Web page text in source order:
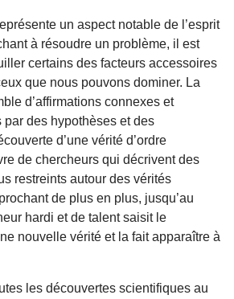
un aspect notable de l’esprit
à résoudre un problème, il est
certains des facteurs accessoires
que nous pouvons dominer. La
d’affirmations connexes et
des hypothèses et des
d’une vérité d’ordre
de chercheurs qui décrivent des
restreints autour des vérités
de plus en plus, jusqu’au
hardi et de talent saisit le
nouvelle vérité et la fait apparaître à
les découvertes scientifiques au